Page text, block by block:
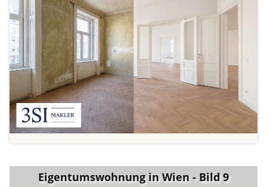
Eigentumswohnung in Wien - Bild 9